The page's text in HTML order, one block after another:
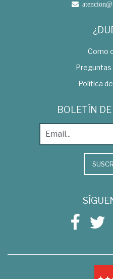
Como
Política
BOLETÍN